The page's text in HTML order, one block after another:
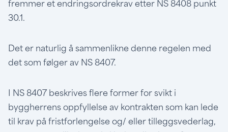
fremmer et endringsordrekrav etter NS 8408 punkt
30.1.
Det er naturlig å sammenlikne denne regelen med
det som følger av NS 8407.
I NS 8407 beskrives flere former for svikt i
byggherrens oppfyllelse av kontrakten som kan lede
til krav på fristforlengelse og/ eller tilleggsvederlag,